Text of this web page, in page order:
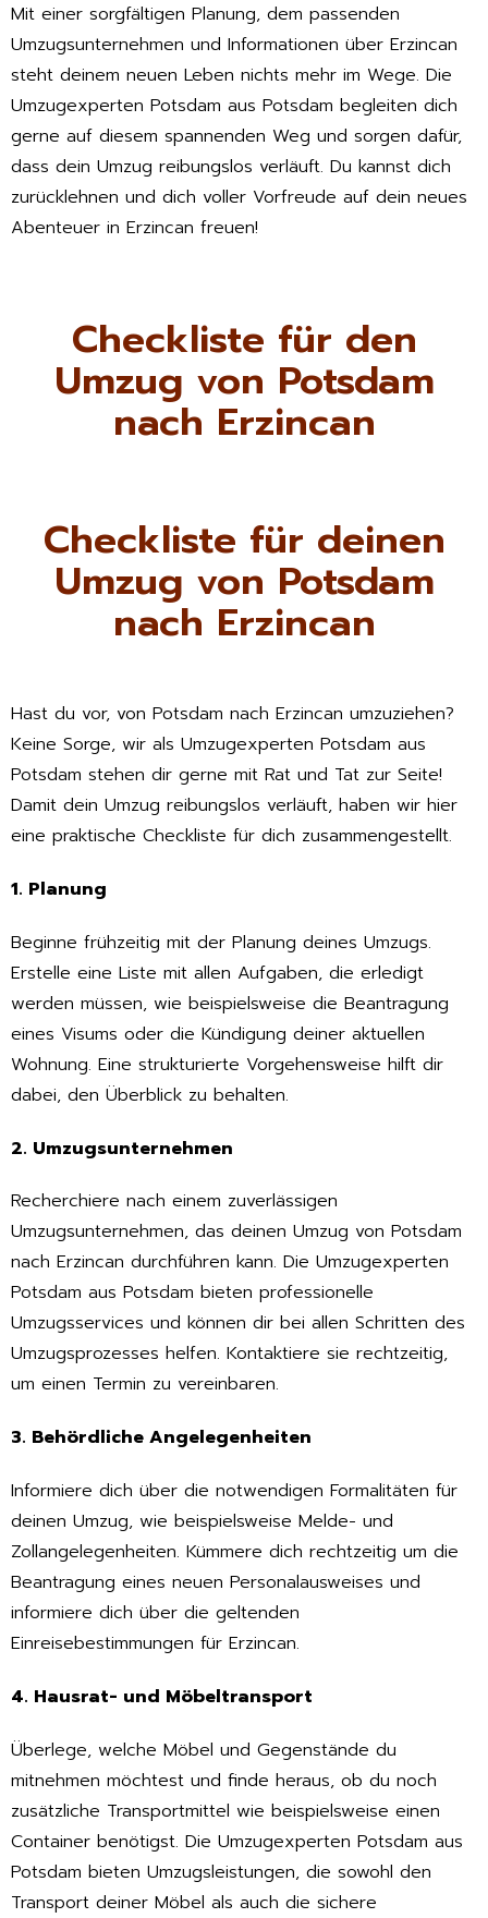
Mit einer sorgfältigen Planung, dem passenden
Umzugsunternehmen und Informationen über Erzincan
steht deinem neuen Leben nichts mehr im Wege. Die
Umzugexperten Potsdam aus Potsdam begleiten dich
gerne auf diesem spannenden Weg und sorgen dafür,
dass dein Umzug reibungslos verläuft. Du kannst dich
zurücklehnen und dich voller Vorfreude auf dein neues
Abenteuer in Erzincan freuen!
Checkliste für den
Umzug von Potsdam
nach Erzincan
Checkliste für deinen
Umzug von Potsdam
nach Erzincan
Hast du vor, von Potsdam nach Erzincan umzuziehen?
Keine Sorge, wir als Umzugexperten Potsdam aus
Potsdam stehen dir gerne mit Rat und Tat zur Seite!
Damit dein Umzug reibungslos verläuft, haben wir hier
eine praktische Checkliste für dich zusammengestellt.
1. Planung
Beginne frühzeitig mit der Planung deines Umzugs.
Erstelle eine Liste mit allen Aufgaben, die erledigt
werden müssen, wie beispielsweise die Beantragung
eines Visums oder die Kündigung deiner aktuellen
Wohnung. Eine strukturierte Vorgehensweise hilft dir
dabei, den Überblick zu behalten.
2. Umzugsunternehmen
Recherchiere nach einem zuverlässigen
Umzugsunternehmen, das deinen Umzug von Potsdam
nach Erzincan durchführen kann. Die Umzugexperten
Potsdam aus Potsdam bieten professionelle
Umzugsservices und können dir bei allen Schritten des
Umzugsprozesses helfen. Kontaktiere sie rechtzeitig,
um einen Termin zu vereinbaren.
3. Behördliche Angelegenheiten
Informiere dich über die notwendigen Formalitäten für
deinen Umzug, wie beispielsweise Melde- und
Zollangelegenheiten. Kümmere dich rechtzeitig um die
Beantragung eines neuen Personalausweises und
informiere dich über die geltenden
Einreisebestimmungen für Erzincan.
4. Hausrat- und Möbeltransport
Überlege, welche Möbel und Gegenstände du
mitnehmen möchtest und finde heraus, ob du noch
zusätzliche Transportmittel wie beispielsweise einen
Container benötigst. Die Umzugexperten Potsdam aus
Potsdam bieten Umzugsleistungen, die sowohl den
Transport deiner Möbel als auch die sichere